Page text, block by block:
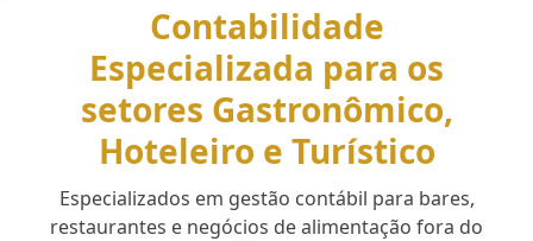
Contabilidade
Especializada para os
setores Gastronômico,
Hoteleiro e Turístico
Especializados em gestão contábil para bares,
restaurantes e negócios de alimentação fora do